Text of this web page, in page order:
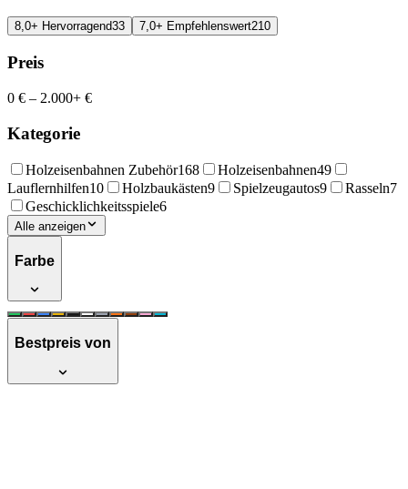
8,0+ Hervorragend33 7,0+ Empfehlenswert210
Preis
0 € – 2.000+ €
Kategorie
Holzeisenbahnen Zubehör168 Holzeisenbahnen49
Lauflernhilfen10 Holzbaukästen9 Spielzeugautos9 Rasseln7
Geschicklichkeitsspiele6
Alle anzeigen
Farbe
Bestpreis von